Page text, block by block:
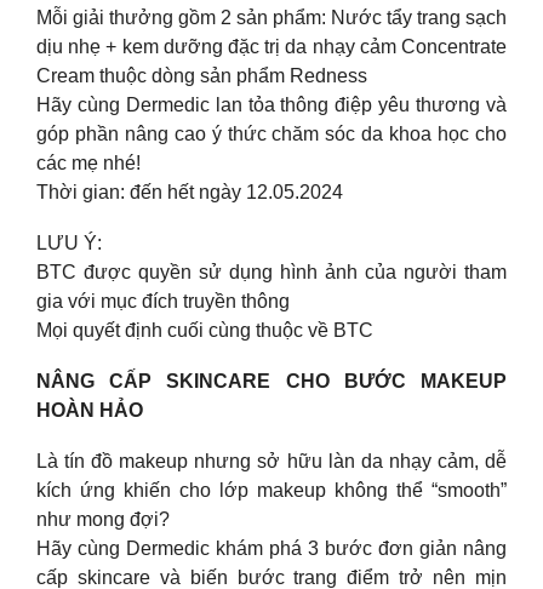
Mỗi giải thưởng gồm 2 sản phẩm: Nước tẩy trang sạch
dịu nhẹ + kem dưỡng đặc trị da nhạy cảm Concentrate
Cream thuộc dòng sản phẩm Redness
Hãy cùng Dermedic lan tỏa thông điệp yêu thương và
góp phần nâng cao ý thức chăm sóc da khoa học cho
các mẹ nhé!
Thời gian: đến hết ngày 12.05.2024
LƯU Ý:
BTC được quyền sử dụng hình ảnh của người tham
gia với mục đích truyền thông
Mọi quyết định cuối cùng thuộc về BTC
NÂNG CẤP SKINCARE CHO BƯỚC MAKEUP
HOÀN HẢO
Là tín đồ makeup nhưng sở hữu làn da nhạy cảm, dễ
kích ứng khiến cho lớp makeup không thể “smooth”
như mong đợi?
Hãy cùng Dermedic khám phá 3 bước đơn giản nâng
cấp skincare và biến bước trang điểm trở nên mịn